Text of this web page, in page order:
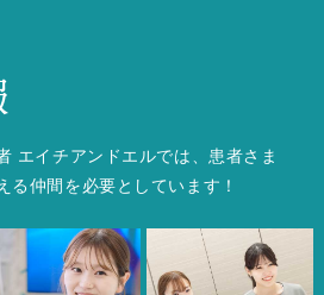
エイチアンドエルでは、患者さま
る仲間を必要としています！